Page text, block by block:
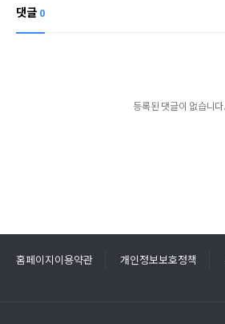
댓글 0
등록된 댓글이 없습니다.
홈페이지이용약관 개인정보보호정책